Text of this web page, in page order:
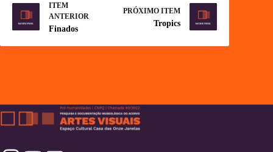
ITEM
ANTERIOR
Finados
PRÓXIMO ITEM
Tropics